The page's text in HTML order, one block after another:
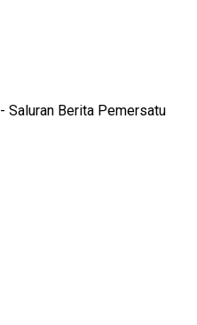
- Saluran Berita Pemersatu